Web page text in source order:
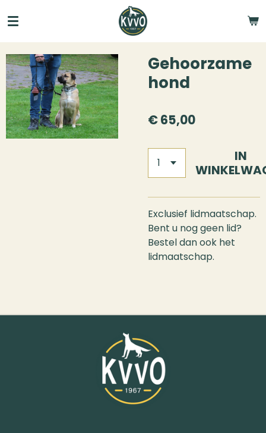
direct
naar
de
hoofdinhoud
Gehoorzame
hond
€ 65,00
IN
Exclusief lidmaatschap.
Bent u nog geen lid?
Bestel dan ook het
lidmaatschap.